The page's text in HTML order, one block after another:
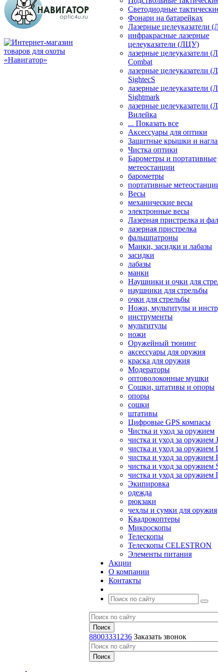
Светодиодные
Фонари на батарейках
Лазерные целеуказатели
инфракрасные лазерные
целеуказатели (ЛЦУ)
лазерные целеуказатели
Combat
лазерные целеуказатели
SightecS
лазерные целеуказатели
Sightmark
лазерные целеуказатели
Вилейка
... Показать все
Аксессуары для оптики
Защитные крышки и
Чистка оптики
Барометры и портативные
метеостанции
барометры
портативные
Весы
механические весы
электронные весы
Лазерная пристрелка и
лазерная пристрелка
фальшпатроны
Манки, засидки и лабазы
засидки
лабазы
манки
Наушники и очки для
наушники для стрельбы
очки для стрельбы
Ножи, мультитулы и
инструменты
мультитулы
ножи
Оружейный тюнинг
аксессуары для оружия
краска для оружия
Модераторы
оптоволоконные мушки
Сошки, штативы и опоры
опоры
сошки
штативы
Цифровые GPS компасы
Чистка и уход за оружием
чистка и уход за оружием
чистка и уход за оружием
чистка и уход за оружием
чистка и уход за оружием
чистка и уход за
Экипировка
одежда
рюкзаки
чехлы и сумки для оружия
Квадрокоптеры
Микроскопы
Телескопы
Телескопы CELESTRON
Элементы питания
Акции
О компании
Контакты
88003331236 Заказать звонок